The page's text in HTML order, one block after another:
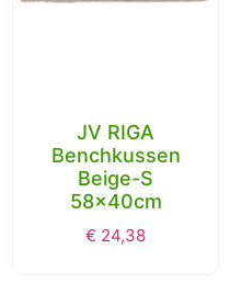
JV RIGA
Benchkussen
Beige-S
58x40cm
€ 24,38